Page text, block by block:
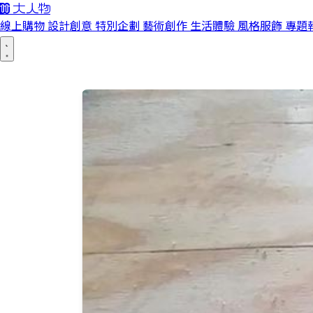
線上購物 設計創意 特別企劃 藝術創作 生活體驗 風格服飾 專題